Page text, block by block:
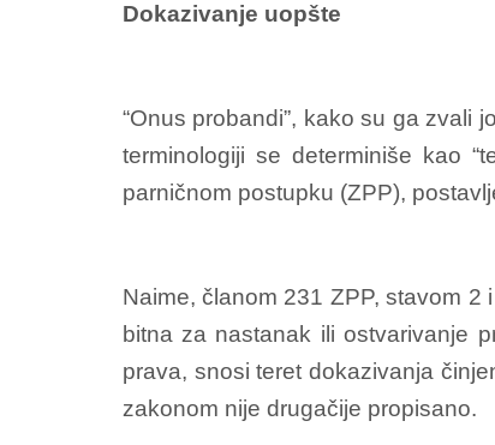
Dokazivanje uopšte
“Onus probandi”, kako su ga zvali
terminologiji se determiniše kao
parničnom postupku (ZPP),
Naime, članom 231 ZPP, stavom
bitna za nastanak ili ostvarivanje
prava, snosi teret dokazivanja
zakonom nije drugačije propisano.